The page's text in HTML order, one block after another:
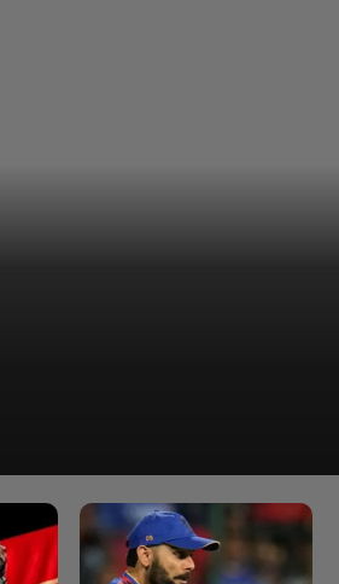
जोस बटलर, 2023 में
2024 में नरेन को प्लेयर